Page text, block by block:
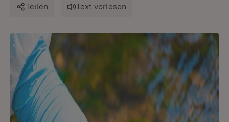
Teilen Text vorlesen